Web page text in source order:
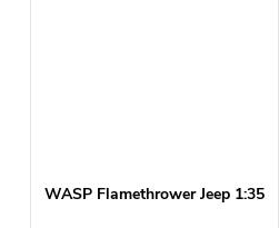
WASP Flamethrower Jeep 1:35